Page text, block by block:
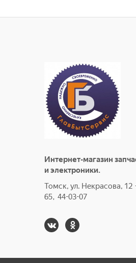
Интернет-магазин
и электроники.
Томск, ул. Некрасова, 12
65, 44-03-07